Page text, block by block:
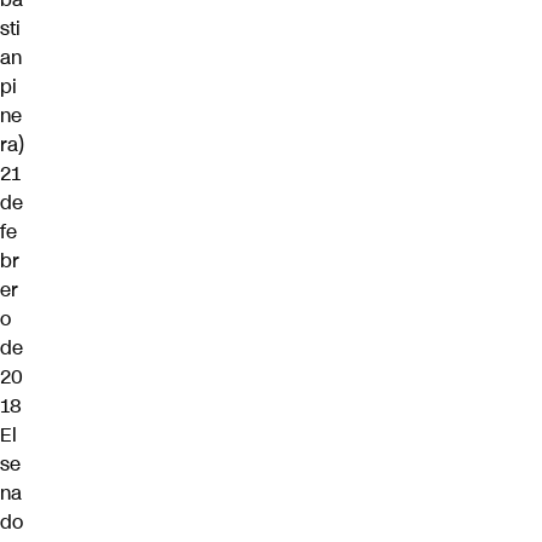
sti
an
pi
ne
ra)
21
de
fe
br
er
o
de
20
18
El
se
na
do